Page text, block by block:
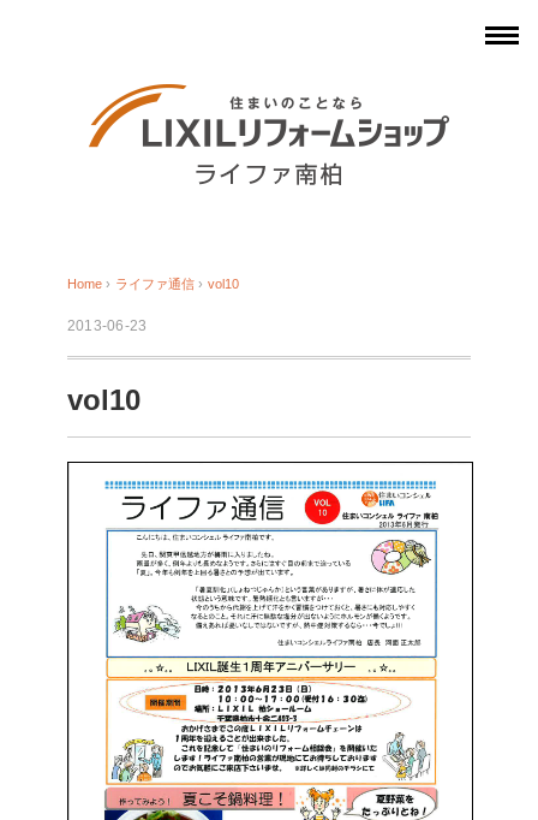
Home › ライファ通信 › vol10
2013-06-23
vol10